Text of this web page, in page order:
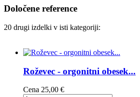
Določene reference
20 drugi izdelki v isti kategoriji:
Roževec - orgonitni obesek...
Cena 25,00 €